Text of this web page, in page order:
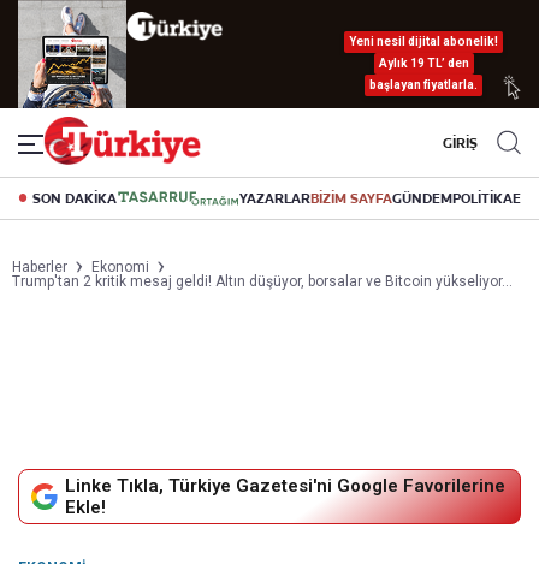
Yeni nesil dijital abonelik!
Aylık 19 TL’ den
başlayan fiyatlarla.
GİRİŞ
SON DAKİKA YAZARLARBİZİM SAYFAGÜNDEMPOLİTİKA
Haberler
Ekonomi
Trump'tan 2 kritik mesaj geldi! Altın düşüyor, borsalar ve Bitcoin yükseliyor…
Linke Tıkla, Türkiye Gazetesi'ni Google Favorilerine
Ekle!